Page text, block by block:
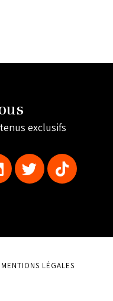
exclusifs
MENTIONS LÉGALES